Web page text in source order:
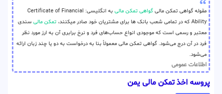
مقوله گواهی تمکن مالی گواهی تمکن مالی
به انگلیسی: Certificate of Financial
Ability که در تمامی شعب بانک ها برای مشتریان خود صادر میکنند،
تمکن مالی سندی
معتبر و رسمی است که موجودی انواع حساب‌های فرد و نرخ برابری آن به ارز مورد نظر
فرد در آن درج می‌شود. گواهی تمکن مالی معمولاً بنا به درخواست به دو یا چند زبان ارائه
می‌شود.
اطلاعات عمومی
پروسه اخذ تمکن مالی یمن